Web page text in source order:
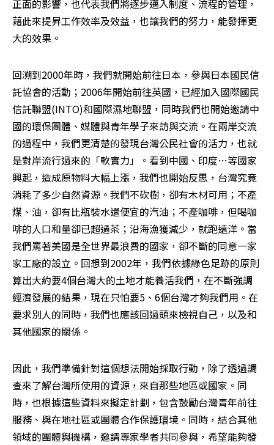
正面的影響，也代表我們將逐步邁入制度、流程的管理，
藉此來提昇工作效率及效益，也讓我們的努力，能發揮更
大的效果。
回溯到2000年時，我們就開始前往日本，參與日本國民信
託協會的活動；2006年開始前往英國，已經加入國際國民
信託聯盟(INTO)和國際濕地聯盟，同時我們也開始邀請中
國的環保團體、媒體與青年學子來訪與交流。在兩岸交流
的過程中，我們更清楚的發現台灣公民社會的活力，也就
是對岸流行過來的「軟實力」。看到中國、印度…等國家
興起，造成原物料大幅上漲，我們也開始反思，台灣究竟
消耗了多少自然資源。我們不砍樹，卻有木材可用；不產
煤、油，卻有比瓶裝水還便宜的汽油；不產咖啡，但喝咖
啡的人口和量卻已超過茶；沿海漁獲減少，就跑遠洋。當
我們罵著美國是全世界最浪費的國家，卻不斷的同意一家
家工廠的設立。回想到2002年，我們依據綠色足跡的原則
算出大約要4個台灣大的土地才能養活我們，在不斷強調
經濟發展的結果，現在只怕要5、6個台灣才夠我們用。在
要求別人的同時，我們也應該回過頭來檢視自己，以及和
其他國家的關係。
因此，我們準備針對這個想法開始採取行動，除了透過調
查來了解台灣所使用的資源，來自那些地區或國家。同
時，也根據這些資料來擬定計劃，包含鼓勵台灣青年前往
服務、與在地社區或團體合作保護環境。同時，結合其他
領域的團體與機構，邀請專家學者共同參與，希望能夠發